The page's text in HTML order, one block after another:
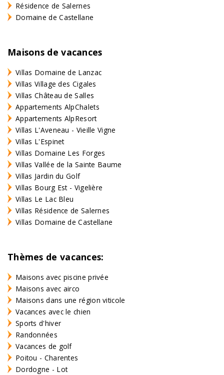
Résidence de Salernes
Domaine de Castellane
Maisons de vacances
Villas Domaine de Lanzac
Villas Village des Cigales
Villas Château de Salles
Appartements AlpChalets
Appartements AlpResort
Villas L'Aveneau - Vieille Vigne
Villas L'Espinet
Villas Domaine Les Forges
Villas Vallée de la Sainte Baume
Villas Jardin du Golf
Villas Bourg Est - Vigelière
Villas Le Lac Bleu
Villas Résidence de Salernes
Villas Domaine de Castellane
Thèmes de vacances:
Maisons avec piscine privée
Maisons avec airco
Maisons dans une région viticole
Vacances avec le chien
Sports d'hiver
Randonnées
Vacances de golf
Poitou - Charentes
Dordogne - Lot